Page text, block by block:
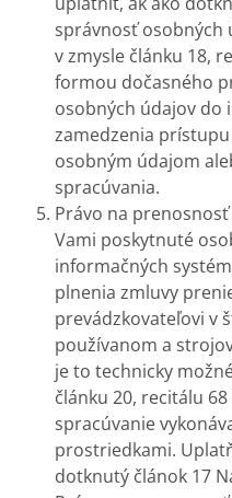
správnosť osobných
v zmysle článku 18,
formou dočasného
osobných údajov do
zamedzenia
osobným údajom
spracúvania.
Právo na
Vami poskytnuté
informačných
plnenia zmluvy
prevádzkovateľovi v
používanom a
je to technicky
článku 20, recitálu
spracúvanie
prostriedkami.
dotknutý článok 17